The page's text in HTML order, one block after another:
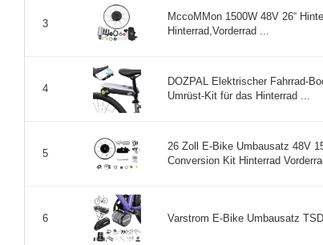
3
MccoMMon 1500W 48V 26“
Hinterrad,Vorderrad ...
4
DOZPAL Elektrischer Fahrrad-
Umrüst-Kit für das Hinterrad ...
5
26 Zoll E-Bike Umbausatz 48V
Conversion Kit Hinterrad
6 Varstrom E-Bike Umbausatz